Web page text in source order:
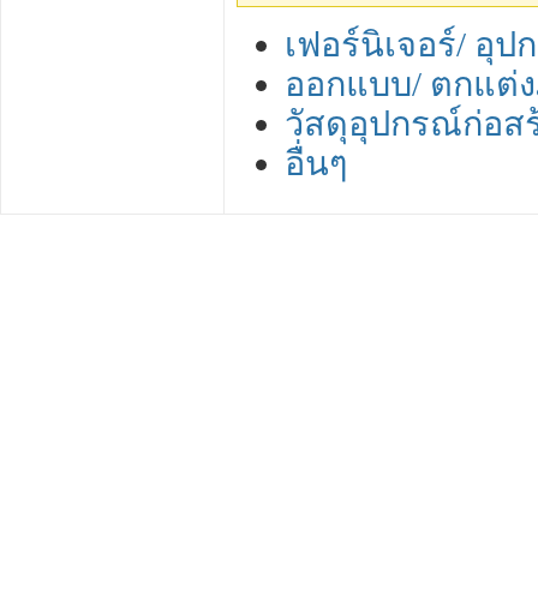
เฟอร์นิเจอร์/ อุ
ออกแบบ/ ตกแต่
วัสดุอุปกรณ์ก่อส
อื่นๆ